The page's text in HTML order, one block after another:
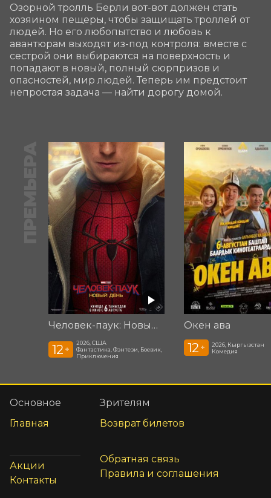
Озорной тролль Берли вот-вот должен стать
хозяином пещеры, чтобы защищать троллей от
людей. Но его любопытство и любовь к
авантюрам выходят из-под контроля: вместе с
сестрой они выбираются на поверхность и
попадают в новый, полный сюрпризов и
опасностей, мир людей. Теперь им предстоит
непростая задача — найти дорогу домой.
Человек-паук: Новый день
12 +
2026, США
Фантастика, Фэнтези, Боевик,
Приключения
Окен ава
12 +
2026, Кыргызстан
Комедия
Основное
Главная
Акции
Контакты
Зрителям
Возврат билетов
Обратная связь
Правила и соглашения